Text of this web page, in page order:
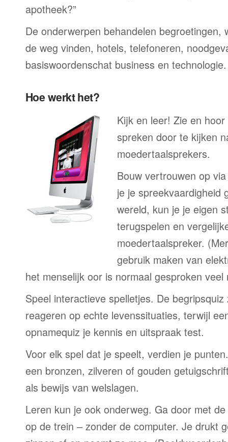
apotheek?”
De onderwerpen behandelen begroetingen,
de weg vinden, hotels, telefoneren,
basiswoordenschat business en technologie.
Hoe werkt het?
Kijk en leer! Zie en
spreken door te kijken
moedertaalsprekers.
Bouw vertrouwen op
je je spreekvaardigheid
wereld, kun je je eigen
terugspelen en
moedertaalspreker.
gebruik maken van
het menselijk oor is normaal gesproken veel
Speel interactieve spelletjes. De
reageren op echte levenssituaties, terwijl
opnamequiz je kennis en uitspraak test.
Voor elk spel dat je speelt, verdien je
een bronzen, zilveren of gouden
als bewijs van welslagen.
Leren kun je ook onderweg. Ga door met
op de trein – zonder de computer. Je drukt